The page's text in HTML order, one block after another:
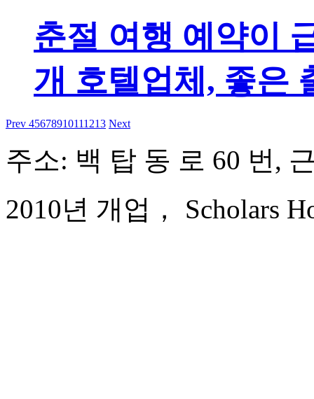
춘절 여행 예약이
개 호텔업체, 좋은
Prev 45678910111213 Next
주소: 백 탑 동 로 60 번,
2010년 개업， Scholars